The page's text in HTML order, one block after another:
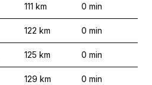
111 km 0 min
122 km 0 min
125 km 0 min
129 km 0 min